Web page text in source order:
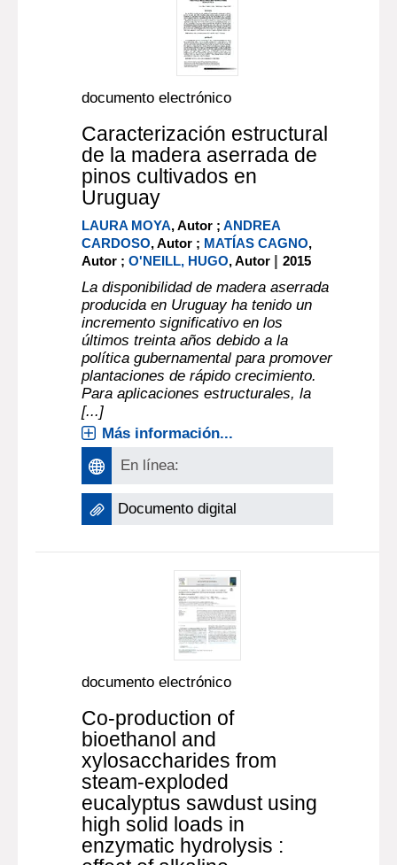
documento electrónico
Caracterización estructural
de la madera aserrada de
pinos cultivados en
Uruguay
LAURA MOYA, Autor ;ANDREA
CARDOSO, Autor ; MATÍAS CAGNO,
Autor ;O'NEILL, HUGO, Autor |2015
La disponibilidad de madera aserrada
producida en Uruguay ha tenido un
incremento significativo en los
últimos treinta años debido a la
política gubernamental para promover
plantaciones de rápido crecimiento.
Para aplicaciones estructurales, la
[...]
Más información...
En línea:
Documento digital
documento electrónico
Co-production of
bioethanol and
xylosaccharides from
steam-exploded
eucalyptus sawdust using
high solid loads in
enzymatic hydrolysis :